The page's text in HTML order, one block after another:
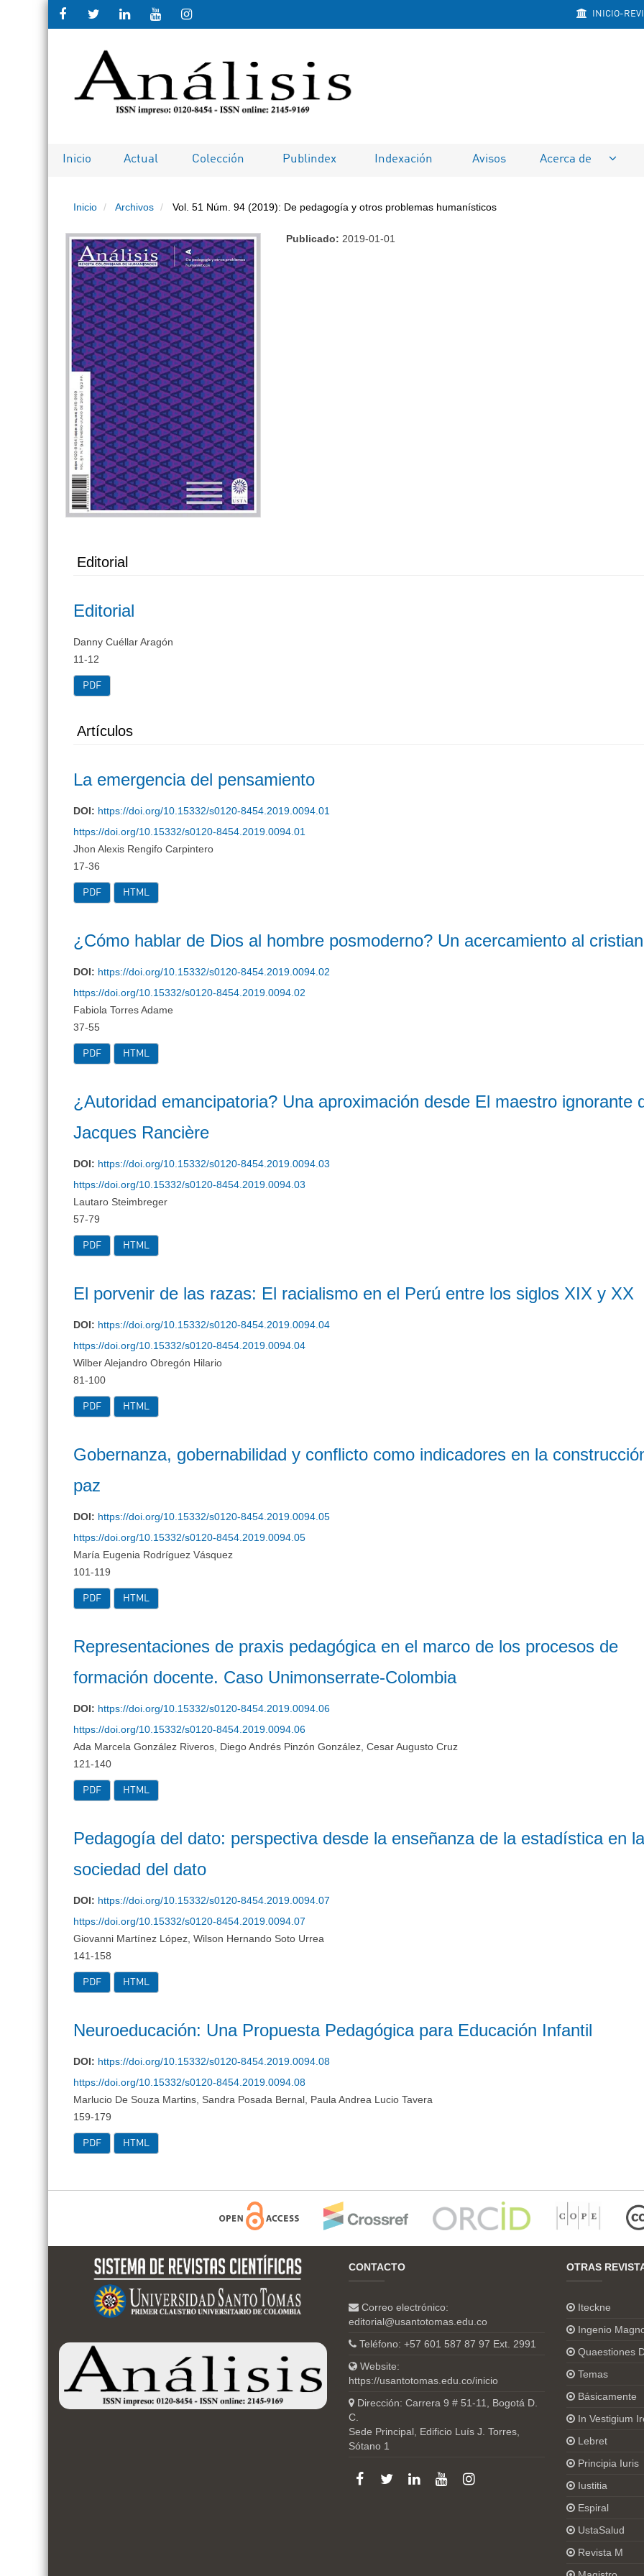
Salto rápido al contenido de la página
Navegación principal
Contenido principal
Barra lateral
INICIO-
Inicio Actual Colección Publindex Indexación Avisos Acerca de
Inicio Archivos Vol. 51 Núm. 94 (2019): De pedagogía y otros problemas humanísticos
Publicado: 2019-01-01
Editorial
Editorial
Danny Cuéllar Aragón
11-12
PDF
Artículos
La emergencia del pensamiento
DOI: https://doi.org/10.15332/s0120-8454.2019.0094.01
https://doi.org/10.15332/s0120-8454.2019.0094.01
Jhon Alexis Rengifo Carpintero
17-36
PDF HTML
¿Cómo hablar de Dios al hombre posmoderno? Un acercamiento al
DOI: https://doi.org/10.15332/s0120-8454.2019.0094.02
https://doi.org/10.15332/s0120-8454.2019.0094.02
Fabiola Torres Adame
37-55
PDF HTML
¿Autoridad emancipatoria? Una aproximación desde El maestro ignorante
Jacques Rancière
DOI: https://doi.org/10.15332/s0120-8454.2019.0094.03
https://doi.org/10.15332/s0120-8454.2019.0094.03
Lautaro Steimbreger
57-79
PDF HTML
El porvenir de las razas: El racialismo en el Perú entre los siglos XIX y XX
DOI: https://doi.org/10.15332/s0120-8454.2019.0094.04
https://doi.org/10.15332/s0120-8454.2019.0094.04
Wilber Alejandro Obregón Hilario
81-100
PDF HTML
Gobernanza, gobernabilidad y conflicto como indicadores en la
paz
DOI: https://doi.org/10.15332/s0120-8454.2019.0094.05
https://doi.org/10.15332/s0120-8454.2019.0094.05
María Eugenia Rodríguez Vásquez
101-119
PDF HTML
Representaciones de praxis pedagógica en el marco de los procesos de
formación docente. Caso Unimonserrate-Colombia
DOI: https://doi.org/10.15332/s0120-8454.2019.0094.06
https://doi.org/10.15332/s0120-8454.2019.0094.06
Ada Marcela González Riveros, Diego Andrés Pinzón González, Cesar Augusto Cruz
121-140
PDF HTML
Pedagogía del dato: perspectiva desde la enseñanza de la estadística en
sociedad del dato
DOI: https://doi.org/10.15332/s0120-8454.2019.0094.07
https://doi.org/10.15332/s0120-8454.2019.0094.07
Giovanni Martínez López, Wilson Hernando Soto Urrea
141-158
PDF HTML
Neuroeducación: Una Propuesta Pedagógica para Educación Infantil
DOI: https://doi.org/10.15332/s0120-8454.2019.0094.08
https://doi.org/10.15332/s0120-8454.2019.0094.08
Marlucio De Souza Martins, Sandra Posada Bernal, Paula Andrea Lucio Tavera
159-179
PDF HTML
CONTACTO
Correo electrónico:
editorial@usantotomas.edu.co
Teléfono: +57 601 587 87 97 Ext. 2991
Website:
https://usantotomas.edu.co/inicio
Dirección: Carrera 9 # 51-11, Bogotá D.
C.
Sede Principal, Edificio Luís J. Torres,
Sótano 1
OTRAS
Iteckne
Ingenio
Quaestiones
Temas
Básicamente
In Vestigium
Lebret
Principia Iuris
Iustitia
Espiral
UstaSalud
Revista M